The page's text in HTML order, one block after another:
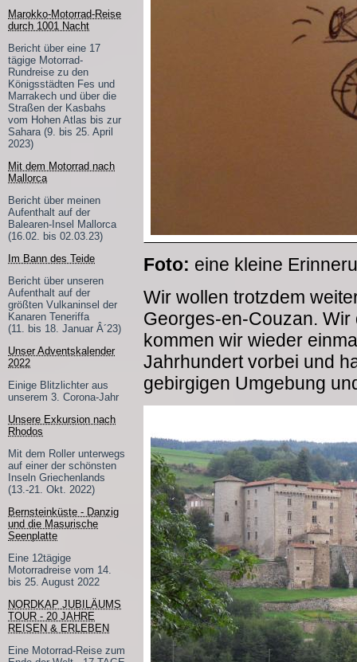
Marokko-Motorrad-Reise
durch 1001 Nacht
Bericht über eine 17
tägige Motorrad-
Rundreise zu den
Königsstädten Fes und
Marrakech und über die
Straßen der Kasbahs
vom Hohen Atlas bis zur
Sahara (9. bis 25. April
2023)
Mit dem Motorrad nach
Mallorca
Bericht über meinen
Aufenthalt auf der
Balearen-Insel Mallorca
(16.02. bis 02.03.23)
Im Bann des Teide
Bericht über unseren
Aufenthalt auf der
größten Vulkaninsel der
Kanaren Teneriffa
(11. bis 18. Januar Â´23)
Unser Adventskalender
2022
Einige Blitzlichter aus
unserem 3. Corona-Jahr
Unsere Exkursion nach
Rhodos
Mit dem Roller unterwegs
auf einer der schönsten
Inseln Griechenlands
(13.-21. Okt. 2022)
Bernsteinküste - Danzig
und die Masurische
Seenplatte
Eine 12tägige
Motorradreise vom 14.
bis 25. August 2022
NORDKAP JUBILÄUMS
TOUR - 20 JAHRE
REISEN & ERLEBEN
Eine Motorrad-Reise zum
Foto: eine kleine
Wir wollen trotzdem
Georges-en-Couzan.
kommen wir wieder
Jahrhundert vorbei und
gebirgigen Umgebung